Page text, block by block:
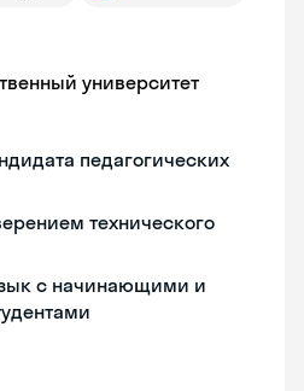
университет
педагогических
технического
с начинающими и